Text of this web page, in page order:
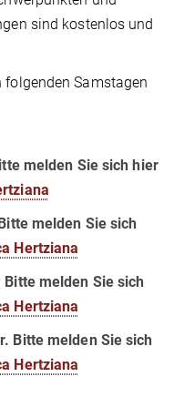
sind kostenlos und
folgenden Samstagen
melden Sie sich hier
melden Sie sich
Hertziana
melden Sie sich
Hertziana
Bitte melden Sie sich
Hertziana